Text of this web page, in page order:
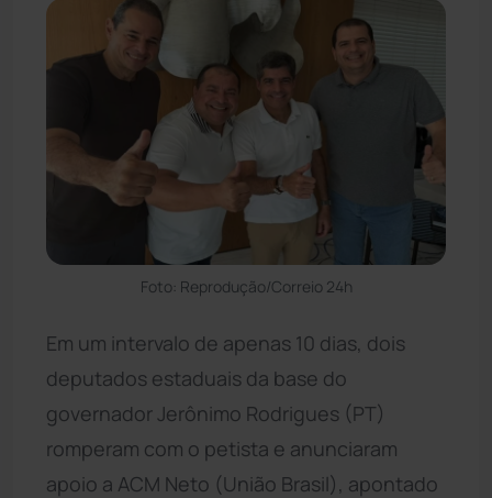
Foto: Reprodução/Correio 24h
Em um intervalo de apenas 10 dias, dois
deputados estaduais da base do
governador Jerônimo Rodrigues (PT)
romperam com o petista e anunciaram
apoio a ACM Neto (União Brasil), apontado